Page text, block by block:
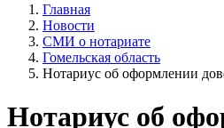
Главная
Новости
СМИ о нотариате
Гомельская область
Нотариус об оформлении
Нотариус об